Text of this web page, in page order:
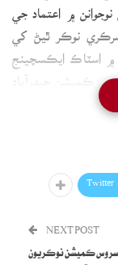
۾ اعتماد جي
نوڪر ٿيڻ کي
۾ اسٽاڪ ايڪسچينج
ڪميشن حيدرآباد
Twitter
NEXT POST
سروس ڪميشن نوڪريون